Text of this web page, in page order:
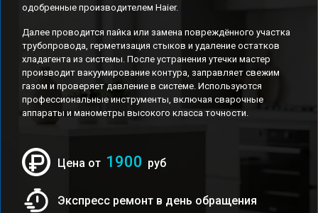
одобренные производителем Haier.
Далее проводится пайка или замена повреждённого участка
трубопровода, герметизация стыков и удаление остатков
хладагента из системы. После устранения утечки мастер
производит вакуумирование контура, заправляет свежим
газом и проверяет давление в системе. Используются
профессиональные инструменты, включая сварочные
аппараты и манометры высокого класса точности.
Цена от 1900 руб
Экспресс ремонт в день обращения